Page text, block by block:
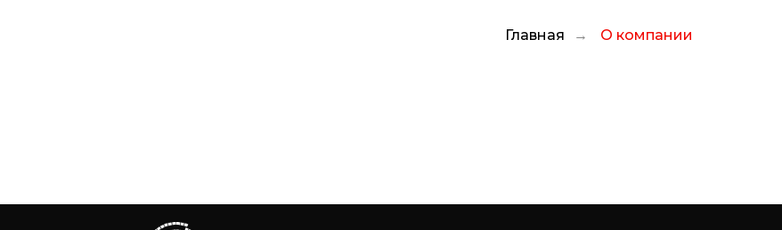
Главная → О компании